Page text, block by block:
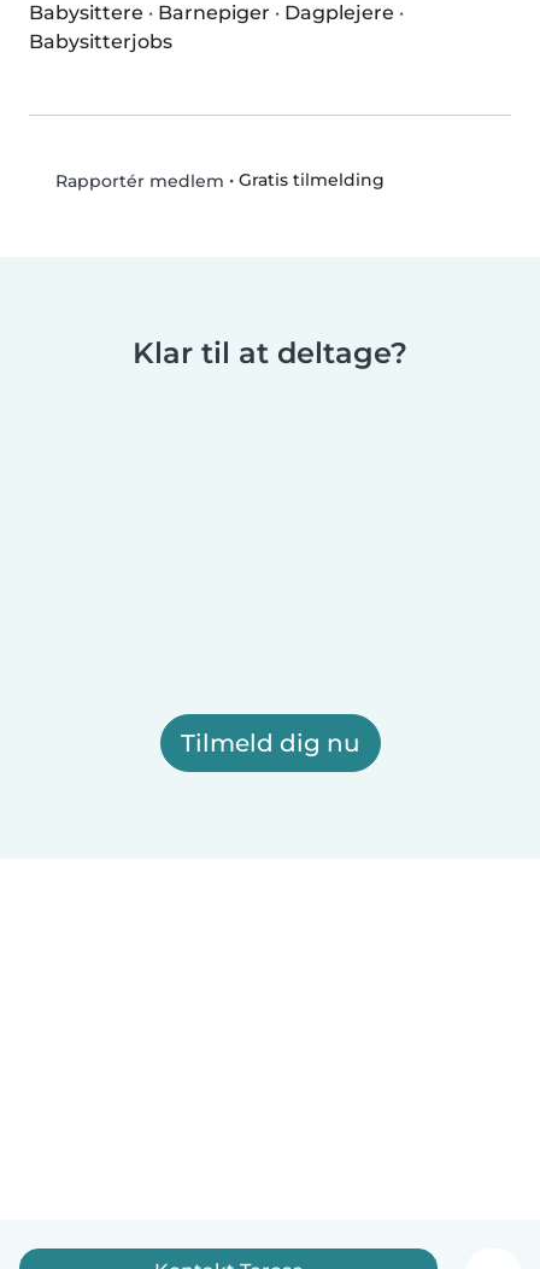
Babysittere · Barnepiger · Dagplejere ·
Babysitterjobs
Rapportér medlem • Gratis tilmelding
Klar til at deltage?
Tilmeld dig nu